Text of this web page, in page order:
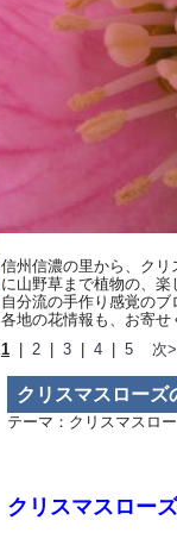
信州信濃の里から、ク
に山野草まで植物の、楽
自分流の手作り感覚のブ
各地の花情報も、お寄せ
1
2 3 4 5 次>
クリスマスローズ
テーマ： クリスマスロ
クリスマスロー